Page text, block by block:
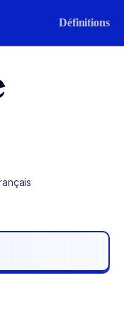
Définitions